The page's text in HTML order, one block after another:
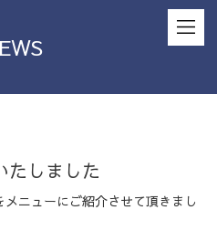
しました
ニューにご紹介させて頂きまし